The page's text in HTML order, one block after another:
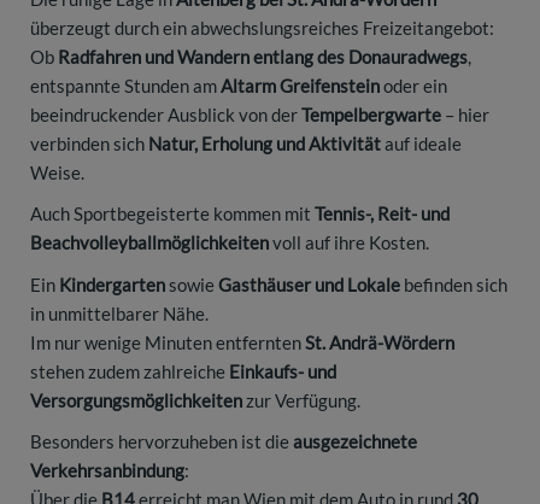
überzeugt durch ein abwechslungsreiches Freizeitangebot:
Ob Radfahren und Wandern entlang des Donauradwegs,
entspannte Stunden amAltarm Greifensteinoder ein
beeindruckender Ausblick von derTempelbergwarte – hier
verbinden sich Natur, Erholung und Aktivitätauf ideale
Weise.
Auch Sportbegeisterte kommen mit Tennis-, Reit- und
Beachvolleyballmöglichkeitenvoll auf ihre Kosten.
Ein Kindergartensowie Gasthäuser und Lokale befinden sich
in unmittelbarer Nähe.
Im nur wenige Minuten entferntenSt. Andrä-Wördern
stehen zudem zahlreiche Einkaufs- und
Versorgungsmöglichkeitenzur Verfügung.
Besonders hervorzuheben ist die ausgezeichnete
Verkehrsanbindung:
Über die B14erreicht man Wien mit dem Auto in rund 30